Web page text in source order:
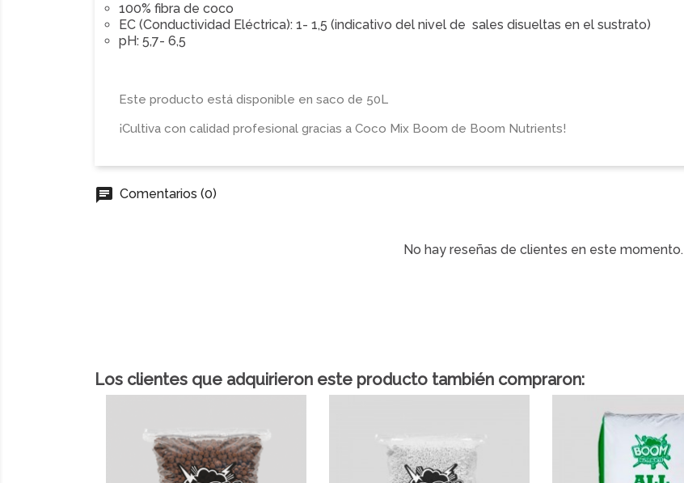
100% fibra de coco
EC (Conductividad Eléctrica): 1- 1,5 (indicativo del nivel de sales disueltas en el sustrato)
pH: 5,7- 6,5
Este producto está disponible en saco de 50L
¡Cultiva con calidad profesional gracias a Coco Mix Boom de Boom Nutrients!
chat Comentarios (0)
No hay reseñas de clientes en este momento.
Los clientes que adquirieron este producto también compraron: